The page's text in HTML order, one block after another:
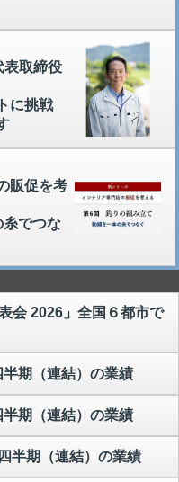
表取締役
に挑戦
販促を考
でつな
会 2026」全国６都市で
期（連結）の業績
期（連結）の業績
半期（連結）の業績